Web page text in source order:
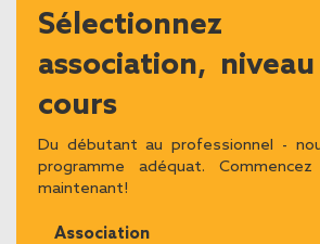
association,
cours
Du débutant au professionnel -
programme adéquat.
maintenant!
Association